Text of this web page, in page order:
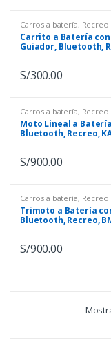
Carros a batería, Recreo
Carrito a Batería con
Guiador, Bluetooth,
S/300.00
Carros a batería, Recreo
Moto Lineal a
Bluetooth, Recreo,
S/900.00
Carros a batería, Recreo
Trimoto a Batería
Bluetooth, Recreo,
S/900.00